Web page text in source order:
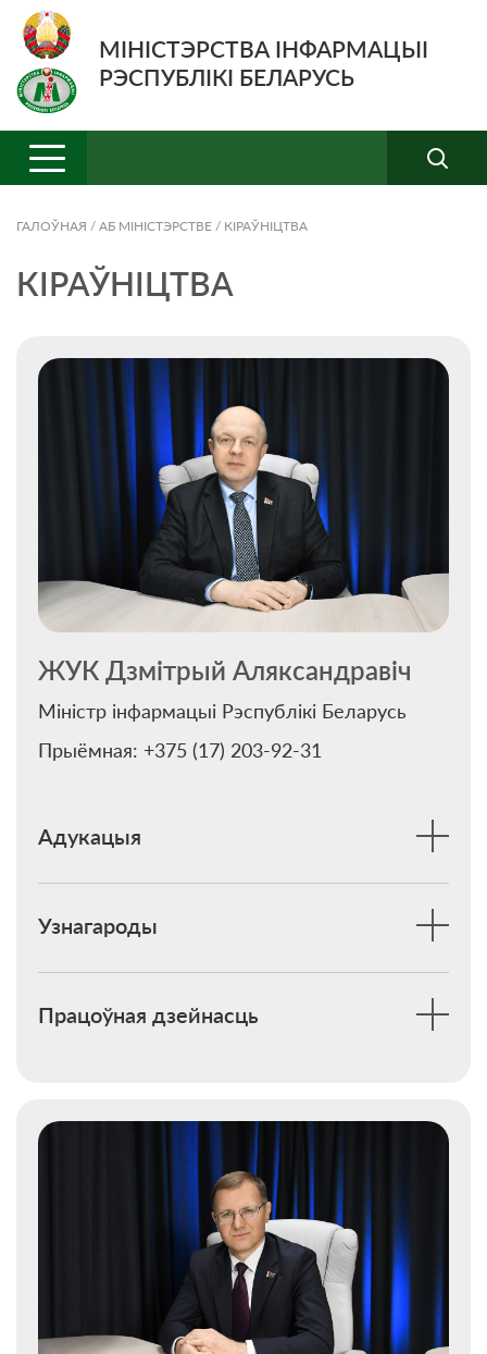
МІНІСТЭРСТВА ІНФАРМАЦЫІ
РЭСПУБЛІКІ БЕЛАРУСЬ
ГАЛОЎНАЯ / АБ МIНIСТЭРСТВЕ / КІРАЎНІЦТВА
КІРАЎНІЦТВА
ЖУК Дзмітрый Аляксандравіч
Міністр інфармацыі Рэспублікі Беларусь
Прыёмная: +375 (17) 203-92-31
Адукацыя
Узнагароды
Працоўная дзейнасць